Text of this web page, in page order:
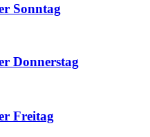
Sonntag
Donnerstag
Freitag